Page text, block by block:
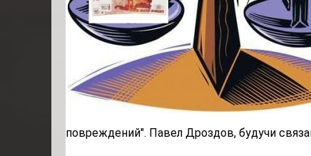
повреждений". Павел Дроздов, будучи